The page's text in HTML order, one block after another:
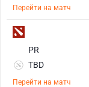
Перейти на матч
PR
TBD
Перейти на матч